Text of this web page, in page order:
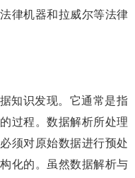
律机器和拉威尔等法律
知识发现。它通常是指
过程。数据解析所处理
须对原始数据进行预处
化的。虽然数据解析与